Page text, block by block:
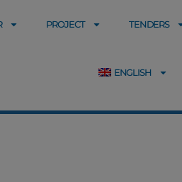
PROJECT TENDERS
ENGLISH